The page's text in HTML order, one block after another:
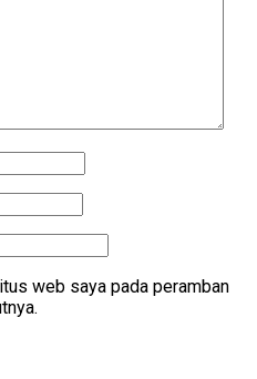
web saya pada peramban